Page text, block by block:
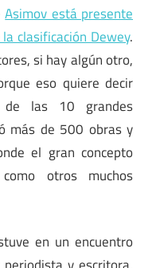
Asimov está presente
clasificación Dewey.
si hay algún otro,
eso quiere decir
las 10 grandes
más de 500 obras y
el gran concepto
otros muchos
en un encuentro